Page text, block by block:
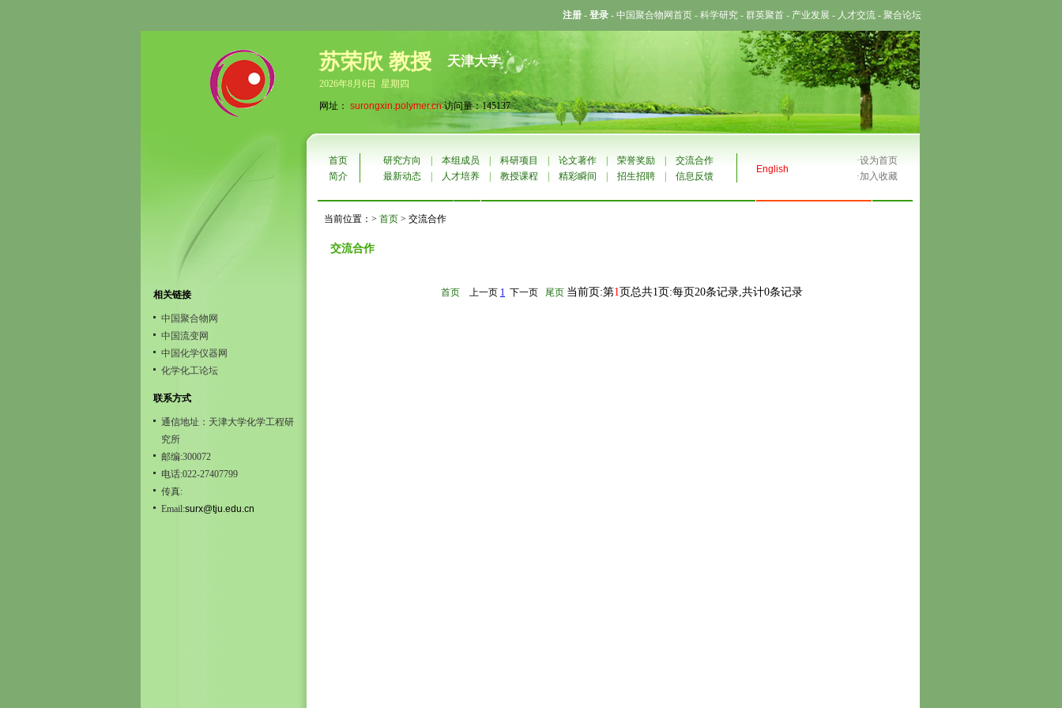
注册 - 登录 - 中国聚合物网首页 - 科学研究 - 群英聚首 - 产业发展 - 人才交流 - 聚合论坛
苏荣欣 教授 天津大学
2026年8月6日 星期四
网址： surongxin.polymer.cn访问量：145137
相关链接
中国聚合物网
中国流变网
中国化学仪器网
化学化工论坛
联系方式
通信地址：天津大学化学工程研
究所
邮编:300072
电话:022-27407799
传真:
Email:surx@tju.edu.cn
首页 研究方向 本组成员 科研项目 论文著作 荣誉奖励 交流合作
English
·设为首页
简介
最新动态 人才培养 教授课程 精彩瞬间 招生招聘 信息反馈 ·加入收藏
当前位置：> 首页 > 交流合作
交流合作
首页 上一页 1 下一页 尾页 当前页:第1页总共1页:每页20条记录,共计0条记录